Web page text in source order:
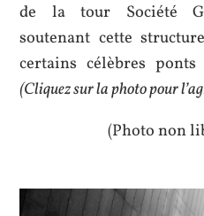
de la tour Société
soutenant cette
certains célèbres
(Cliquez sur la photo pour
(Photo non